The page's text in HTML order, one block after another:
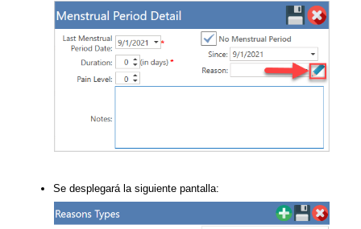
Se desplegará la siguiente pantalla: